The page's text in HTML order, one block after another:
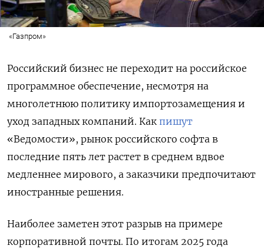
«Газпром»
Российский бизнес не переходит на российское
программное обеспечение, несмотря на
многолетнюю политику импортозамещения и
уход западных компаний. Как пишут
«Ведомости», рынок российского софта в
последние пять лет растет в среднем вдвое
медленнее мирового, а заказчики предпочитают
иностранные решения.
Наиболее заметен этот разрыв на примере
корпоративной почты. По итогам 2025 года